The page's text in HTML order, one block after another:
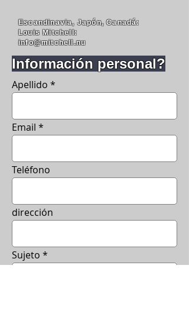
Escandinavia, Japón, Canadá:
Louis Mitchell:
info@mitchell.nu
Información personal?
Apellido
Email
Teléfono
dirección
Sujeto